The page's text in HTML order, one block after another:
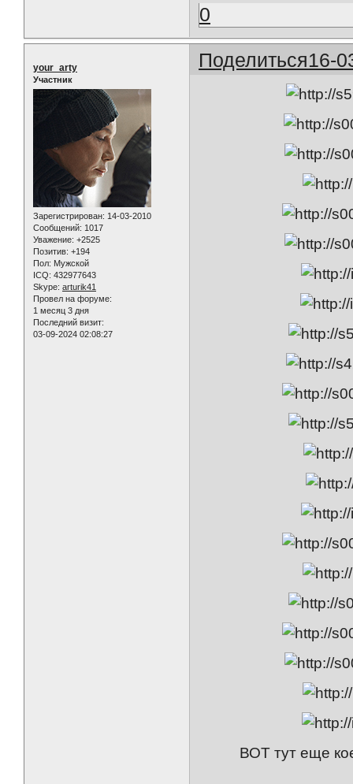
0
Поделиться16-
your_arty
Участник
Зарегистрирован: 14-03-2010
Сообщений: 1017
Уважение: +2525
Позитив: +194
Пол: Мужской
ICQ: 432977643
Skype: arturik41
Провел на форуме:
1 месяц 3 дня
Последний визит:
03-09-2024 02:08:27
ВОТ тут еще